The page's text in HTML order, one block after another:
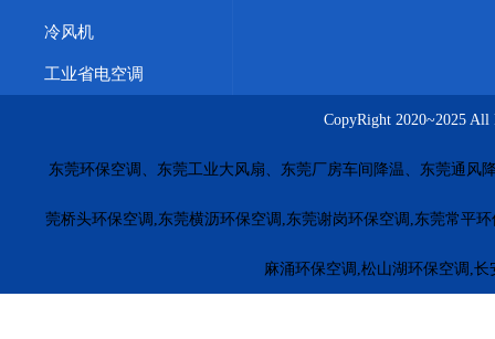
冷风机
工业省电空调
CopyRight 2020~2025
东莞环保空调、东莞工业大风扇、东莞厂房车间降温、东莞通
莞桥头环保空调,东莞横沥环保空调,东莞谢岗环保空调,东莞常平
麻涌环保空调,松山湖环保空调,